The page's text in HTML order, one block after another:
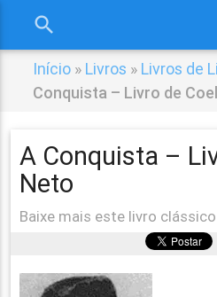
search
Início » Livros » Livros de
Conquista – Livro de
A Conquista –
Neto
Baixe mais este livro